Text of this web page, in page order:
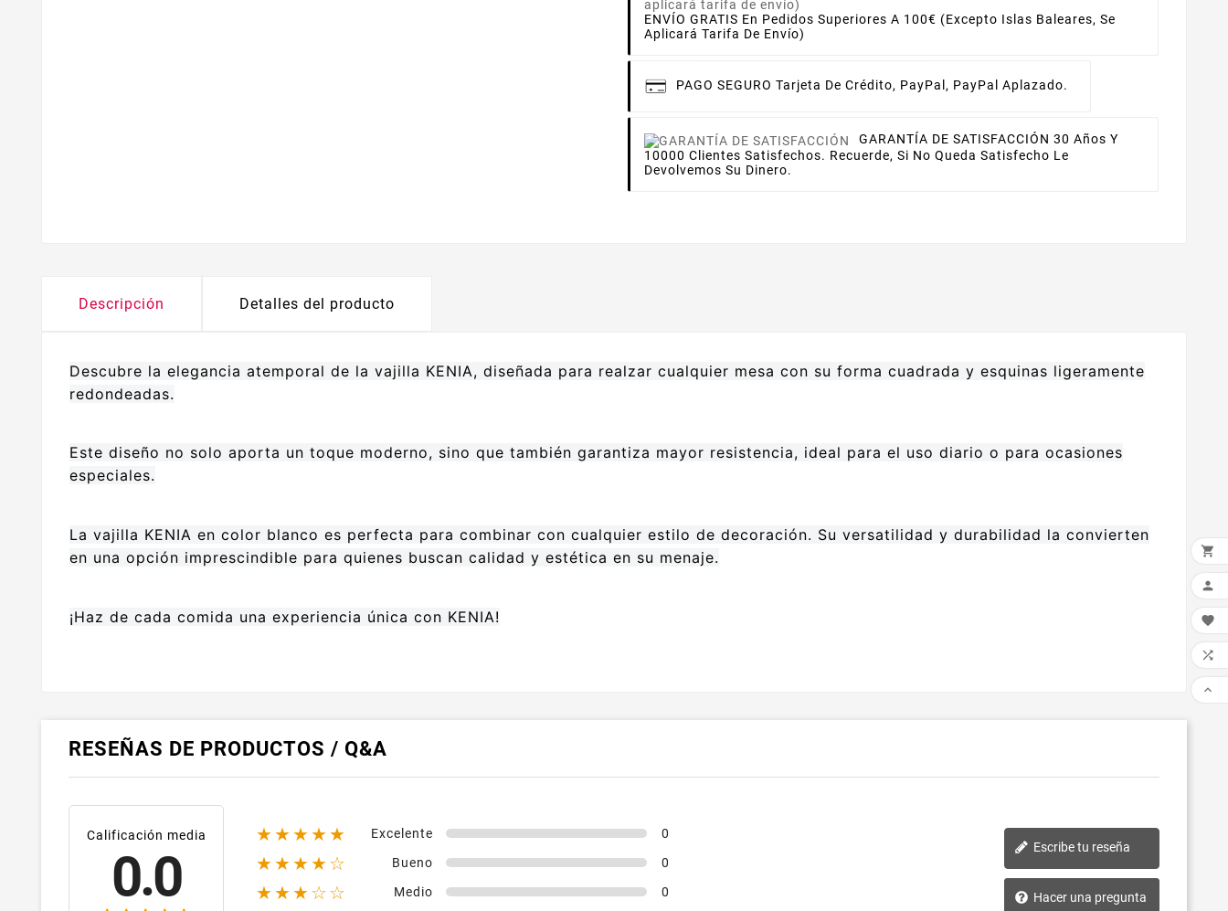
ENVÍO GRATIS En Pedidos Superiores A 100€ (excepto Islas Baleares, Se
Aplicará Tarifa De Envío)
PAGO SEGURO Tarjeta De Crédito, PayPal, PayPal Aplazado.
GARANTÍA DE SATISFACCIÓN 30 Años Y
10000 Clientes Satisfechos. Recuerde, Si No Queda Satisfecho Le
Devolvemos Su Dinero.
Descripción Detalles del producto
Descubre la elegancia atemporal de la vajilla KENIA, diseñada para realzar cualquier mesa con su forma cuadrada y esquinas ligeramente
redondeadas.
Este diseño no solo aporta un toque moderno, sino que también garantiza mayor resistencia, ideal para el uso diario o para ocasiones
especiales.
La vajilla KENIA en color blanco es perfecta para combinar con cualquier estilo de decoración. Su versatilidad y durabilidad la convierten
en una opción imprescindible para quienes buscan calidad y estética en su menaje.
¡Haz de cada comida una experiencia única con KENIA!
RESEÑAS DE PRODUCTOS / Q&A
Calificación media
0.0
★★★★★ Excelente 0
★★★★☆ Bueno 0
★★★☆☆ Medio 0
Escribe tu reseña
Hacer una pregunta




